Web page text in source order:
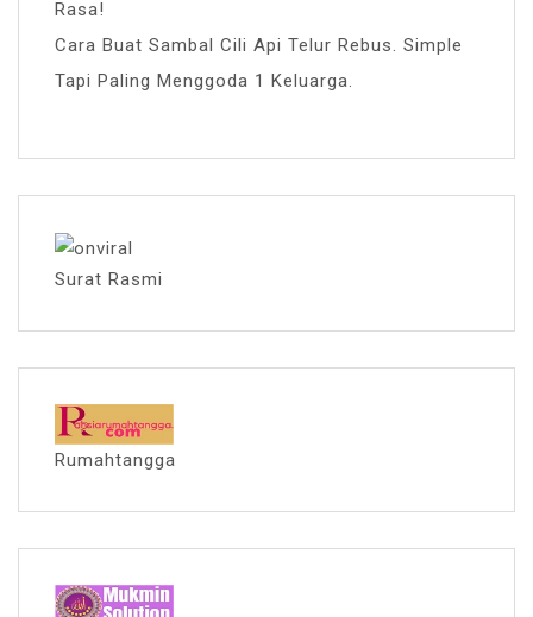
Rasa!
Cara Buat Sambal Cili Api Telur Rebus. Simple
Tapi Paling Menggoda 1 Keluarga.
Surat Rasmi
Rumahtangga